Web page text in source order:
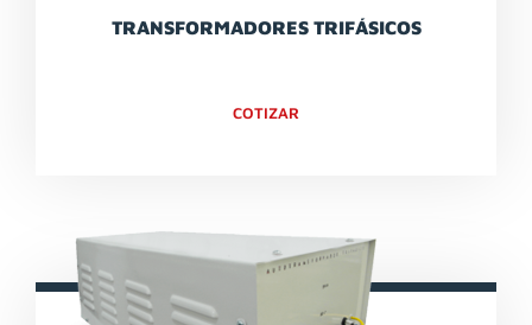
TRANSFORMADORES TRIFÁSICOS
COTIZAR